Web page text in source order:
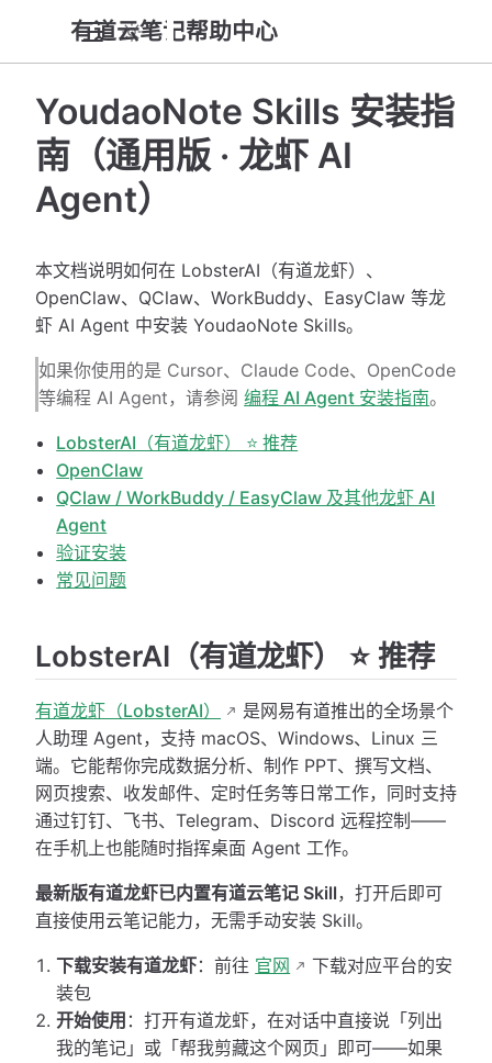
有道云笔记帮助中心
YoudaoNote Skills 安装指
南（通用版 · 龙虾 AI
Agent）
本文档说明如何在 LobsterAI（有道龙虾）、
OpenClaw、QClaw、WorkBuddy、EasyClaw 等龙
虾 AI Agent 中安装 YoudaoNote Skills。
如果你使用的是 Cursor、Claude Code、OpenCode
等编程 AI Agent，请参阅编程 AI Agent 安装指南。
LobsterAI（有道龙虾） ⭐ 推荐
OpenClaw
QClaw / WorkBuddy / EasyClaw 及其他龙虾 AI
Agent
验证安装
常见问题
LobsterAI（有道龙虾） ⭐ 推荐
有道龙虾（LobsterAI）
是网易有道推出的全场景个
人助理 Agent，支持 macOS、Windows、Linux 三
端。它能帮你完成数据分析、制作 PPT、撰写文档、
网页搜索、收发邮件、定时任务等日常工作，同时支持
通过钉钉、飞书、Telegram、Discord 远程控制——
在手机上也能随时指挥桌面 Agent 工作。
最新版有道龙虾已内置有道云笔记 Skill，打开后即可
直接使用云笔记能力，无需手动安装 Skill。
下载安装有道龙虾：前往 官网
下载对应平台的安
装包
开始使用 ：打开有道龙虾，在对话中直接说「列出
我的笔记」或「帮我剪藏这个网页」即可——如果